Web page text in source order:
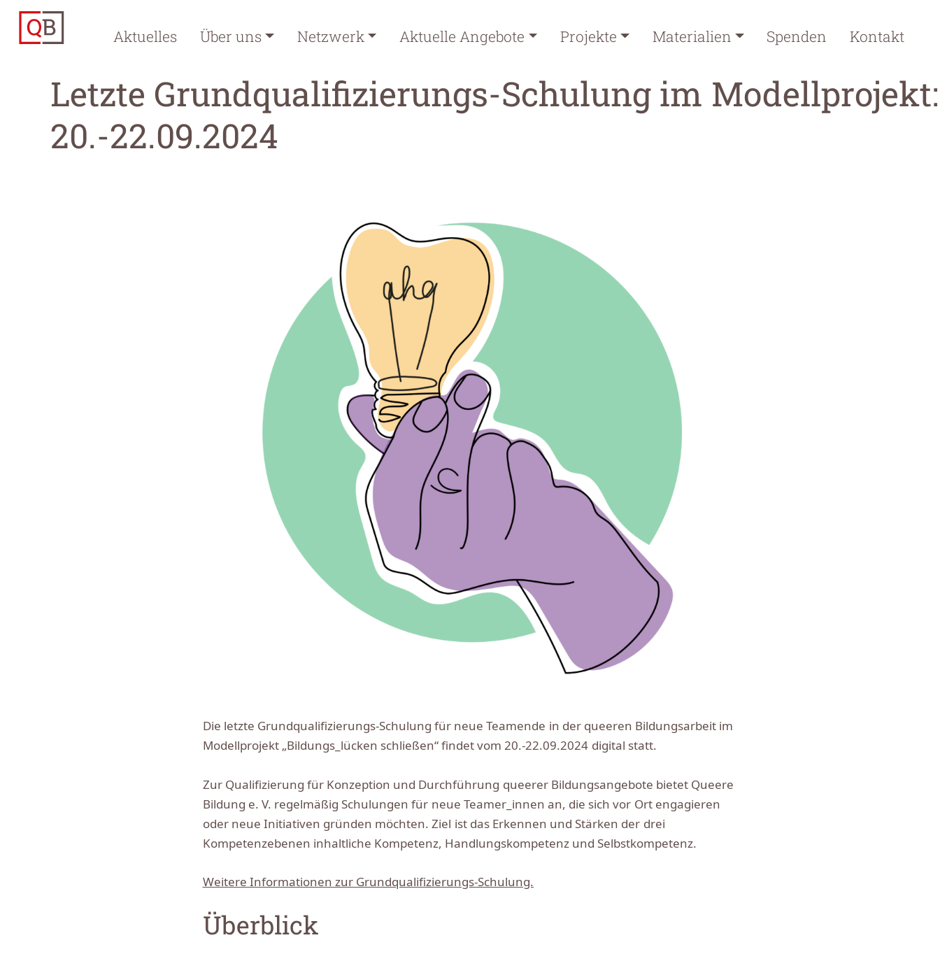
Aktuelles Über uns Netzwerk Aktuelle Angebote Projekte Materialien Spenden Kontakt
Letzte Grundqualifizierungs-Schulung im Modellprojekt:
20.-22.09.2024
Die letzte Grundqualifizierungs-Schulung für neue Teamende in der queeren Bildungsarbeit im
Modellprojekt „Bildungs_lücken schließen“ findet vom 20.-22.09.2024 digital statt.
Zur Qualifizierung für Konzeption und Durchführung queerer Bildungsangebote bietet Queere
Bildung e. V. regelmäßig Schulungen für neue Teamer_innen an, die sich vor Ort engagieren
oder neue Initiativen gründen möchten. Ziel ist das Erkennen und Stärken der drei
Kompetenzebenen inhaltliche Kompetenz, Handlungskompetenz und Selbstkompetenz.
Weitere Informationen zur Grundqualifizierungs-Schulung.
Überblick